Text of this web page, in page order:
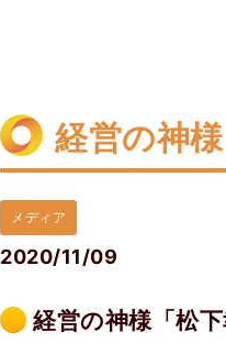
経営の神
メディア
2020/11/09
経営の神様「松